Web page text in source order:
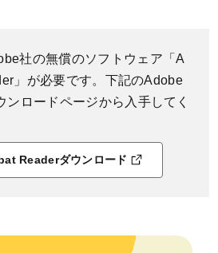
社の無償のソフトウェア「A
」が必要です。下記のAdobe
ロードページから入手してく
Readerダウンロード